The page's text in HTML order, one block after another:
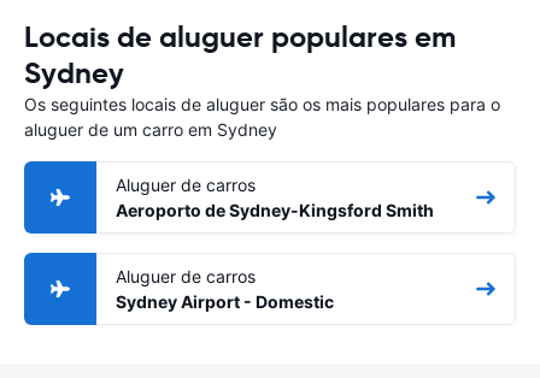
Locais de aluguer populares em
Sydney
Os seguintes locais de aluguer são os mais populares para o
aluguer de um carro em Sydney
Aluguer de carros
Aeroporto de Sydney-Kingsford Smith
Aluguer de carros
Sydney Airport - Domestic